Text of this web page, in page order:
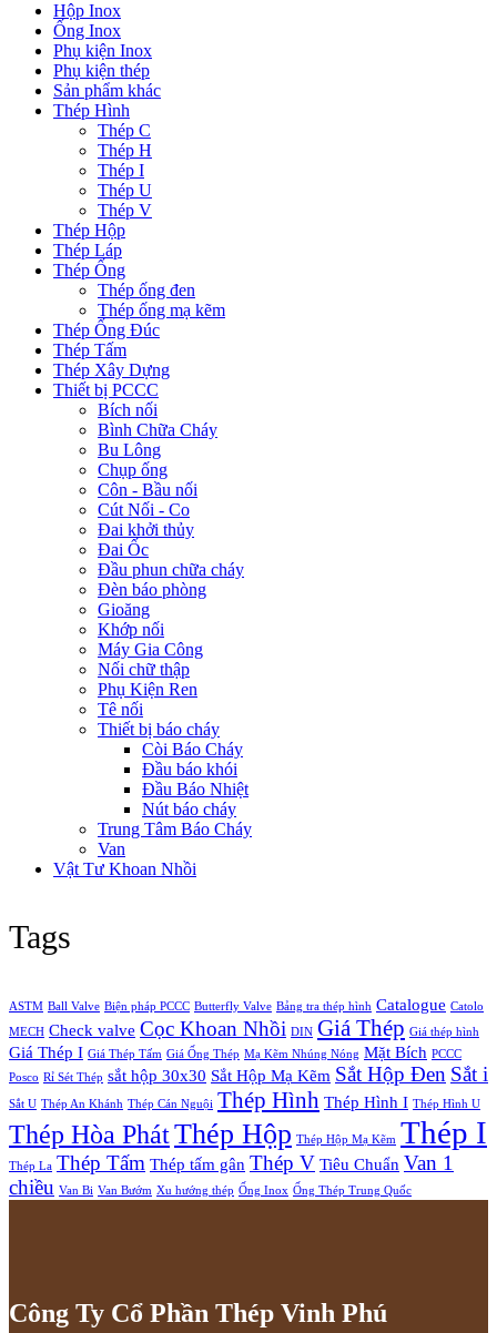
Hộp Inox
Ống Inox
Phụ kiện Inox
Phụ kiện thép
Sản phẩm khác
Thép Hình
Thép C
Thép H
Thép I
Thép U
Thép V
Thép Hộp
Thép Láp
Thép Ống
Thép ống đen
Thép ống mạ kẽm
Thép Ống Đúc
Thép Tấm
Thép Xây Dựng
Thiết bị PCCC
Bích nối
Bình Chữa Cháy
Bu Lông
Chụp ống
Côn - Bầu nối
Cút Nối - Co
Đai khởi thủy
Đai Ốc
Đầu phun chữa cháy
Đèn báo phòng
Gioăng
Khớp nối
Máy Gia Công
Nối chữ thập
Phụ Kiện Ren
Tê nối
Thiết bị báo cháy
Còi Báo Cháy
Đầu báo khói
Đầu Báo Nhiệt
Nút báo cháy
Trung Tâm Báo Cháy
Van
Vật Tư Khoan Nhồi
Tags
ASTM Ball Valve Biện pháp PCCC Butterfly Valve Bảng tra thép hình Catalogue Catolo
MECH Check valve Cọc Khoan Nhồi DIN Giá Thép Giá thép hình
Giá Thép I Giá Thép Tấm Giá Ống Thép Mạ Kẽm Nhúng Nóng Mặt Bích PCCC
Posco Rỉ Sét Thép sắt hộp 30x30 Sắt Hộp Mạ Kẽm Sắt Hộp Đen Sắt i
Sắt U Thép An Khánh Thép Cán Nguội Thép Hình Thép Hình I Thép Hình U
Thép Hòa PhátThép Hộp Thép Hộp Mạ Kẽm Thép I
Thép La Thép Tấm Thép tấm gân Thép V Tiêu Chuẩn Van 1
chiều Van Bi Van Bướm Xu hướng thép Ống Inox Ống Thép Trung Quốc
Công Ty Cổ Phần Thép Vinh Phú